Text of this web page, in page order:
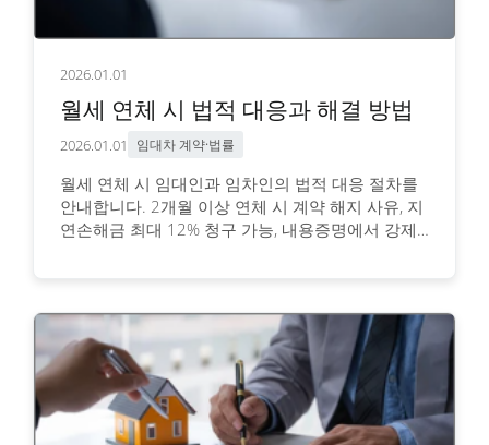
2026.01.01
월세 연체 시 법적 대응과 해결 방법
2026.01.01 임대차 계약·법률
월세 연체 시 임대인과 임차인의 법적 대응 절차를
안내합니다. 2개월 이상 연체 시 계약 해지 사유, 지
연손해금 최대 12% 청구 가능, 내용증명에서 강제